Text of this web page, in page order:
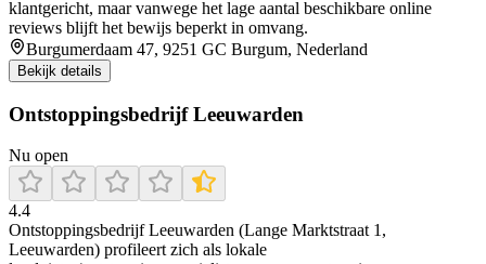
klantgericht, maar vanwege het lage aantal beschikbare online
reviews blijft het bewijs beperkt in omvang.
Burgumerdaam 47, 9251 GC Burgum, Nederland
Bekijk details
Ontstoppingsbedrijf Leeuwarden
Nu open
4.4
Ontstoppingsbedrijf Leeuwarden (Lange Marktstraat 1,
Leeuwarden) profileert zich als lokale